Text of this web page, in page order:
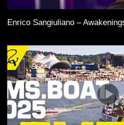
Enrico Sangiuliano –